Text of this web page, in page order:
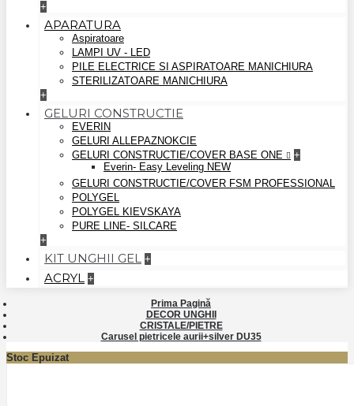
+
APARATURA
Aspiratoare
LAMPI UV - LED
PILE ELECTRICE SI ASPIRATOARE MANICHIURA
STERILIZATOARE MANICHIURA
+
GELURI CONSTRUCTIE
EVERIN
GELURI ALLEPAZNOKCIE
GELURI CONSTRUCTIE/COVER BASE ONE
+
Everin- Easy Leveling NEW
GELURI CONSTRUCTIE/COVER FSM PROFESSIONAL
POLYGEL
POLYGEL KIEVSKAYA
PURE LINE- SILCARE
+
KIT UNGHII GEL +
ACRYL +
Prima Pagină
DECOR UNGHII
CRISTALE/PIETRE
Carusel pietricele aurii+silver DU35
Stoc Epuizat